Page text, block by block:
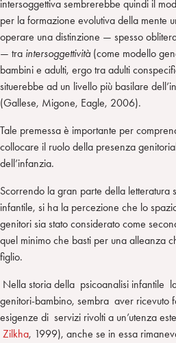
intersoggettiva sembrerebbe quindi il
per la formazione evolutiva della mente
operare una distinzione — spesso
— tra intersoggettività(come modello
bambini e adulti, ergo tra adulti
situerebbe ad un livello più basilare
(Gallese, Migone, Eagle, 2006).
Tale premessa è importante per
collocare il ruolo della presenza
dell’infanzia.
Scorrendo la gran parte della letteratura
infantile, si ha la percezione che lo
genitori sia stato considerato come
quel minimo che basti per una alleanza
figlio.
Nella storia della psicoanalisi infantile
genitori-bambino, sembra aver ricevuto
esigenze di servizi rivolti a un’utenza
Zilkha, 1999), anche se in essa